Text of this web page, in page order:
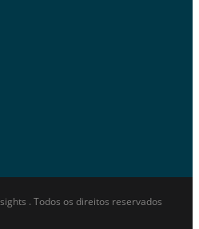
. Todos os direitos reservados